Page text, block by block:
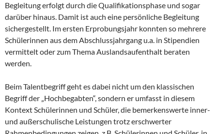
Begleitung erfolgt durch die Qualifikationsphase und sogar
darüber hinaus. Damit ist auch eine persönliche Begleitung
sichergestellt. Im ersten Erprobungsjahr konnten so mehrere
Schülerinnen aus dem Abschlussjahrgang u.a. in Stipendien
vermittelt oder zum Thema Auslandsaufenthalt beraten
werden.
Beim Talentbegriff geht es dabei nicht um den klassischen
Begriff der „Hochbegabten“, sondern er umfasst in diesem
Kontext Schülerinnen und Schüler, die bemerkenswerte inner-
und außerschulische Leistungen trotz erschwerter